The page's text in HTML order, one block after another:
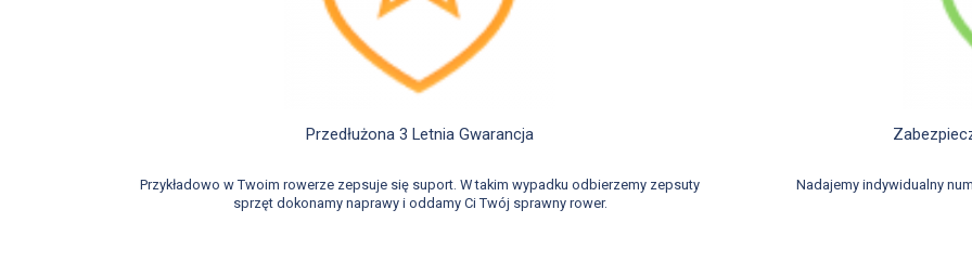
Szybki podgląd
Przedłużona 3 Letnia Gwarancja
Przykładowo w Twoim rowerze zepsuje się suport. W takim wypadku odbierzemy zepsuty
sprzęt dokonamy naprawy i oddamy Ci Twój sprawny rower.
Nadajemy indywidualny